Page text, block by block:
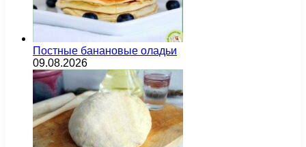
Постные банановые оладьи
09.08.2026